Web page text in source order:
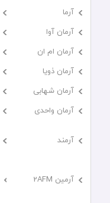
آرما
آرمان آوا
آرمان ام ان
آرمان ذویا
آرمان شهابی
آرمان واحدی
آرمند
آرمین 2AFM